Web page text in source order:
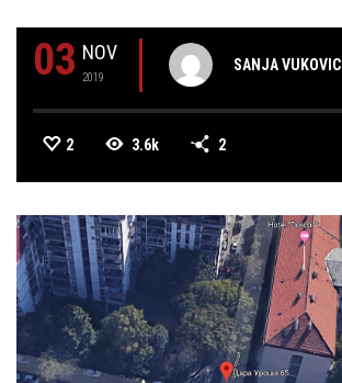
03 NOV
2019
SANJA VUKOVIC
2 3.6k 2